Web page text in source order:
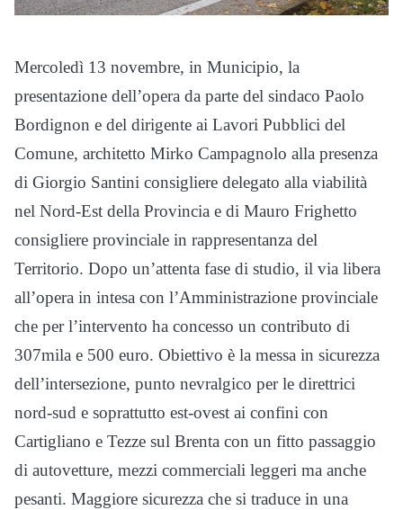
Mercoledì 13 novembre, in Municipio, la
presentazione dell’opera da parte del sindaco Paolo
Bordignon e del dirigente ai Lavori Pubblici del
Comune, architetto Mirko Campagnolo alla presenza
di Giorgio Santini consigliere delegato alla viabilità
nel Nord-Est della Provincia e di Mauro Frighetto
consigliere provinciale in rappresentanza del
Territorio. Dopo un’attenta fase di studio, il via libera
all’opera in intesa con l’Amministrazione provinciale
che per l’intervento ha concesso un contributo di
307mila e 500 euro. Obiettivo è la messa in sicurezza
dell’intersezione, punto nevralgico per le direttrici
nord-sud e soprattutto est-ovest ai confini con
Cartigliano e Tezze sul Brenta con un fitto passaggio
di autovetture, mezzi commerciali leggeri ma anche
pesanti. Maggiore sicurezza che si traduce in una